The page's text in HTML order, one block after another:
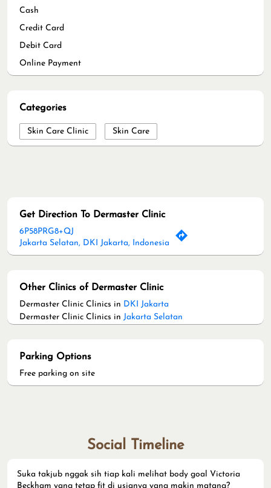
Cash
Credit Card
Debit Card
Online Payment
Categories
Skin Care Clinic Skin Care
Get Direction To Dermaster Clinic
6P58PRG8+QJ
Jakarta Selatan, DKI Jakarta, Indonesia
Other Clinics of Dermaster Clinic
Dermaster Clinic Clinics in DKI Jakarta
Dermaster Clinic Clinics in Jakarta Selatan
Parking Options
Free parking on site
Social Timeline
Suka takjub nggak sih tiap kali melihat body goal Victoria
Beckham yang tetap fit di usianya yang makin matang?